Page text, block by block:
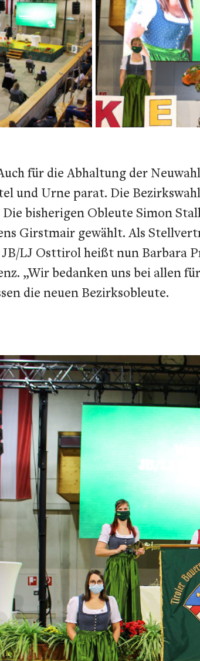
für die Abhaltung der
und Urne parat. Die
bisherigen Obleute Simon
Girstmair gewählt. Als
LJ Osttirol heißt nun Barbara
„Wir bedanken uns bei allen
die neuen Bezirksobleute.